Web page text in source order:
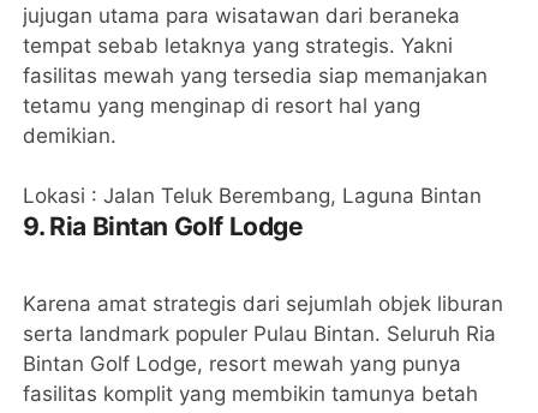
jujugan utama para wisatawan dari beraneka
tempat sebab letaknya yang strategis. Yakni
fasilitas mewah yang tersedia siap memanjakan
tetamu yang menginap di resort hal yang
demikian.
Lokasi : Jalan Teluk Berembang, Laguna Bintan
9. Ria Bintan Golf Lodge
Karena amat strategis dari sejumlah objek liburan
serta landmark populer Pulau Bintan. Seluruh Ria
Bintan Golf Lodge, resort mewah yang punya
fasilitas komplit yang membikin tamunya betah